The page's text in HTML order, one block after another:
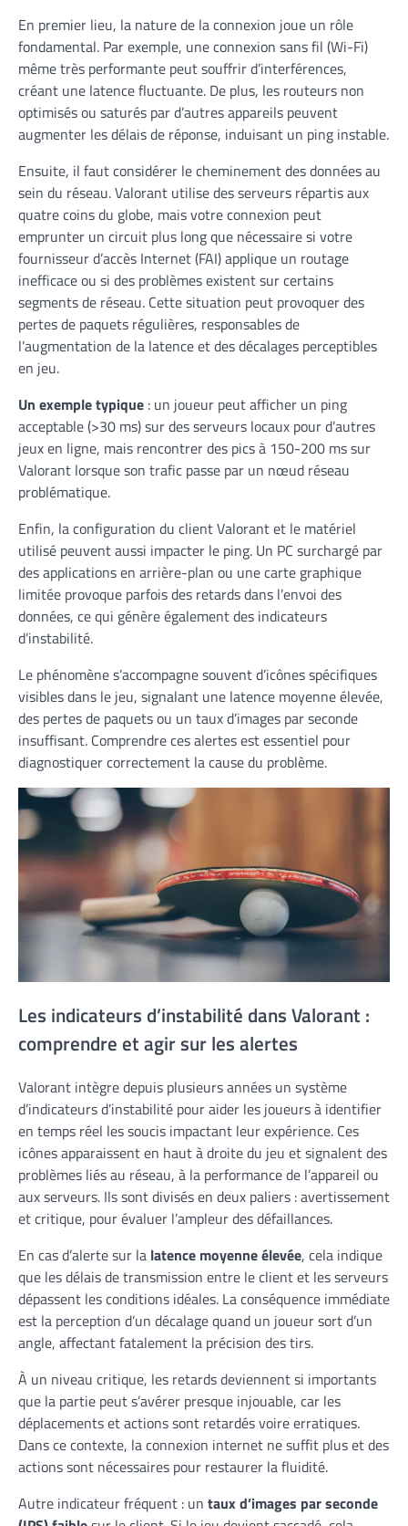
En premier lieu, la nature de la connexion joue un rôle
fondamental. Par exemple, une connexion sans fil (Wi-Fi)
même très performante peut souffrir d’interférences,
créant une latence fluctuante. De plus, les routeurs non
optimisés ou saturés par d’autres appareils peuvent
augmenter les délais de réponse, induisant un ping instable.
Ensuite, il faut considérer le cheminement des données au
sein du réseau. Valorant utilise des serveurs répartis aux
quatre coins du globe, mais votre connexion peut
emprunter un circuit plus long que nécessaire si votre
fournisseur d’accès Internet (FAI) applique un routage
inefficace ou si des problèmes existent sur certains
segments de réseau. Cette situation peut provoquer des
pertes de paquets régulières, responsables de
l’augmentation de la latence et des décalages perceptibles
en jeu.
Un exemple typique : un joueur peut afficher un ping
acceptable (>30 ms) sur des serveurs locaux pour d’autres
jeux en ligne, mais rencontrer des pics à 150-200 ms sur
Valorant lorsque son trafic passe par un nœud réseau
problématique.
Enfin, la configuration du client Valorant et le matériel
utilisé peuvent aussi impacter le ping. Un PC surchargé par
des applications en arrière-plan ou une carte graphique
limitée provoque parfois des retards dans l’envoi des
données, ce qui génère également des indicateurs
d’instabilité.
Le phénomène s’accompagne souvent d’icônes spécifiques
visibles dans le jeu, signalant une latence moyenne élevée,
des pertes de paquets ou un taux d’images par seconde
insuffisant. Comprendre ces alertes est essentiel pour
diagnostiquer correctement la cause du problème.
Les indicateurs d’instabilité dans Valorant :
comprendre et agir sur les alertes
Valorant intègre depuis plusieurs années un système
d’indicateurs d’instabilité pour aider les joueurs à identifier
en temps réel les soucis impactant leur expérience. Ces
icônes apparaissent en haut à droite du jeu et signalent des
problèmes liés au réseau, à la performance de l’appareil ou
aux serveurs. Ils sont divisés en deux paliers : avertissement
et critique, pour évaluer l’ampleur des défaillances.
En cas d’alerte sur la latence moyenne élevée, cela indique
que les délais de transmission entre le client et les serveurs
dépassent les conditions idéales. La conséquence immédiate
est la perception d’un décalage quand un joueur sort d’un
angle, affectant fatalement la précision des tirs.
À un niveau critique, les retards deviennent si importants
que la partie peut s’avérer presque injouable, car les
déplacements et actions sont retardés voire erratiques.
Dans ce contexte, la connexion internet ne suffit plus et des
actions sont nécessaires pour restaurer la fluidité.
Autre indicateur fréquent : un taux d’images par seconde